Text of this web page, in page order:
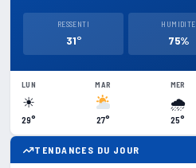
RESSENTI
31°
HUMIDITE
75%
LUN
☀
29°
MAR
27°
MER
🌧
25°
TENDANCES DU JOUR